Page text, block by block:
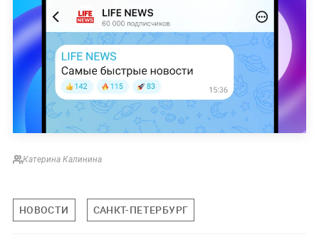
Катерина Калинина
НОВОСТИ САНКТ-ПЕТЕРБУРГ